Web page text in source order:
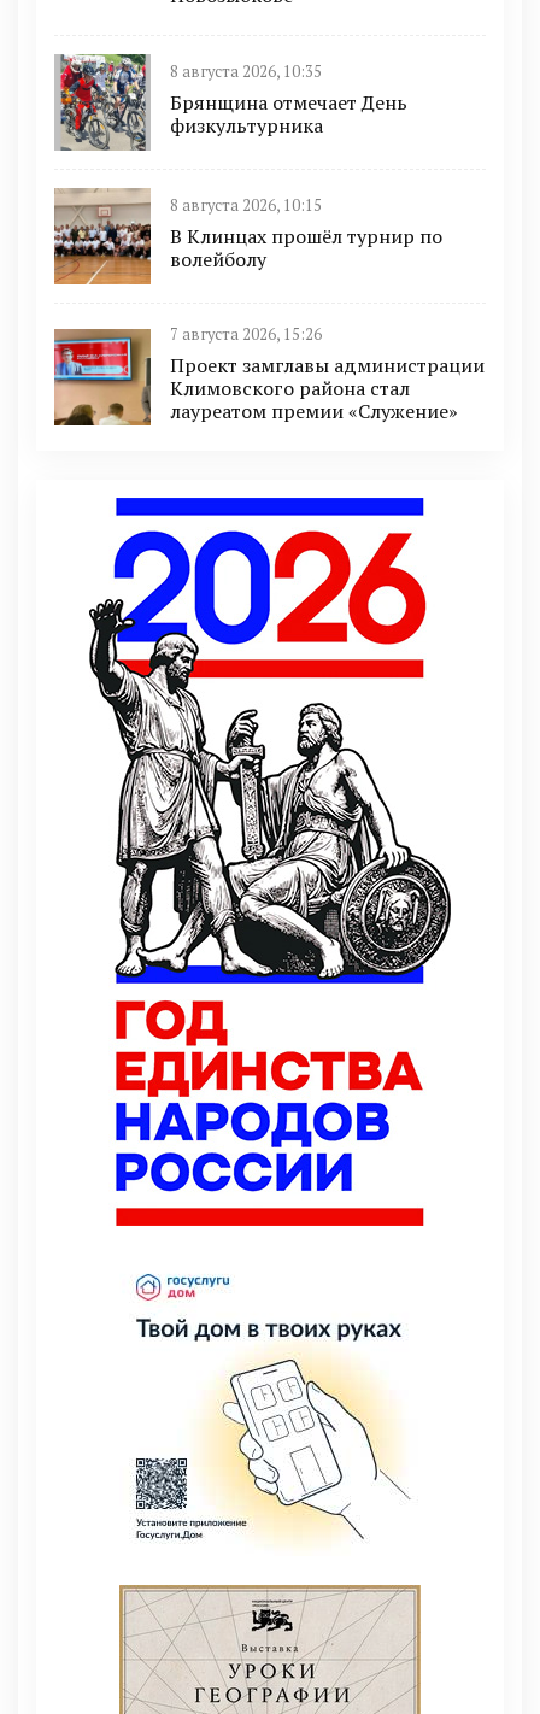
8 августа 2026, 10:35
Брянщина отмечает День
физкультурника
8 августа 2026, 10:15
В Клинцах прошёл турнир по
волейболу
7 августа 2026, 15:26
Проект замглавы администрации
Климовского района стал
лауреатом премии «Служение»